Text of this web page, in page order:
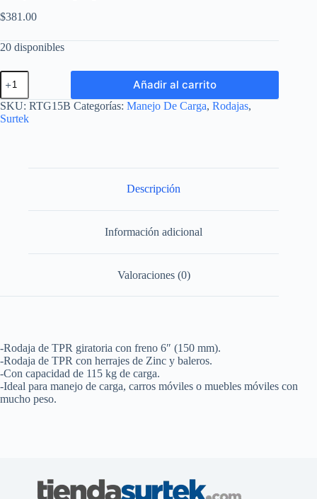
$381.00
20 disponibles
Rodaja
de
TPR
gris
giratoria
Añadir al carrito
SKU: RTG15B Categorías: Manejo De Carga, Rodajas,
Surtek
Descripción
Información adicional
Valoraciones (0)
-Rodaja de TPR giratoria con freno 6″ (150 mm).
-Rodaja de TPR con herrajes de Zinc y baleros.
-Con capacidad de 115 kg de carga.
-Ideal para manejo de carga, carros móviles o muebles móviles con
mucho peso.